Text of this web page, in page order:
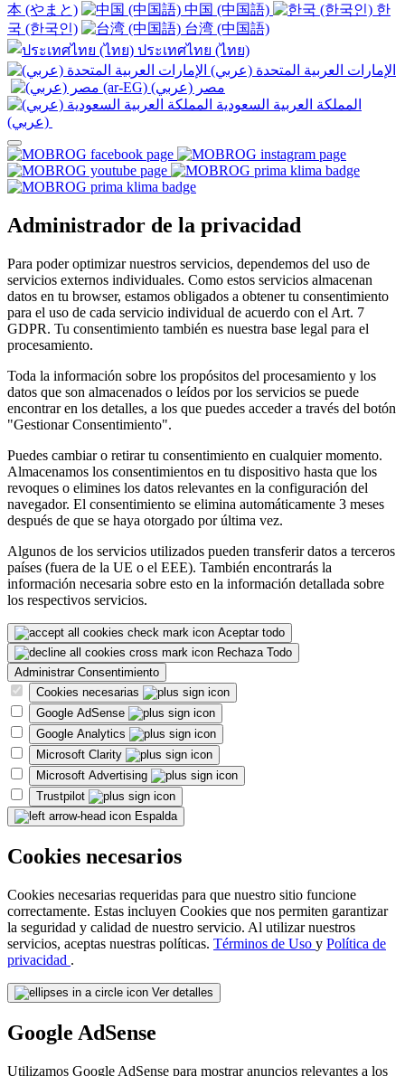
本 (やまと)
中国 (中国語)
한
국 (한국인)
台湾 (中国語)
ประเทศไทย (ไทย)
Administrador de la privacidad
Para poder optimizar nuestros servicios, dependemos del uso de
servicios externos individuales. Como estos servicios almacenan
datos en tu browser, estamos obligados a obtener tu consentimiento
para el uso de cada servicio individual de acuerdo con el Art. 7
GDPR. Tu consentimiento también es nuestra base legal para el
procesamiento.
Toda la información sobre los propósitos del procesamiento y los
datos que son almacenados o leídos por los servicios se puede
encontrar en los detalles, a los que puedes acceder a través del botón
"Gestionar Consentimiento".
Puedes cambiar o retirar tu consentimiento en cualquier momento.
Almacenamos los consentimientos en tu dispositivo hasta que los
revoques o elimines los datos relevantes en la configuración del
navegador. El consentimiento se elimina automáticamente 3 meses
después de que se haya otorgado por última vez.
Algunos de los servicios utilizados pueden transferir datos a terceros
países (fuera de la UE o el EEE). También encontrarás la
información necesaria sobre esto en la información detallada sobre
los respectivos servicios.
Aceptar todo
Rechaza Todo
Administrar Consentimiento
Cookies necesarias
Google AdSense
Google Analytics
Microsoft Clarity
Microsoft Advertising
Trustpilot
Espalda
Cookies necesarios
Cookies necesarias requeridas para que nuestro sitio funcione
correctamente. Estas incluyen Cookies que nos permiten garantizar
la seguridad y calidad de nuestro servicio. Al utilizar nuestros
servicios, aceptas nuestras políticas. Términos de Uso y Política de
privacidad .
Ver detalles
Google AdSense
Utilizamos Google AdSense para mostrar anuncios relevantes a los